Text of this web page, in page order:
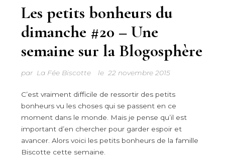
Les petits bonheurs du
dimanche #20 – Une
semaine sur la Blogosphère
par La Fée Biscotte le 22 novembre 2015
C’est vraiment difficile de ressortir des petits
bonheurs vu les choses qui se passent en ce
moment dans le monde. Mais je pense qu’il est
important d’en chercher pour garder espoir et
avancer. Alors voici les petits bonheurs de la famille
Biscotte cette semaine.